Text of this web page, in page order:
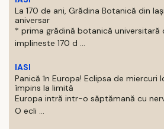
La 170 de ani, Grădina Botanică din
aniversar
* prima grădină botanică universitară
implineste 170 d ...
IASI
Panică în Europa! Eclipsa de miercuri
împins la limită
Europa intră intr-o săptămană cu
O ecli ...